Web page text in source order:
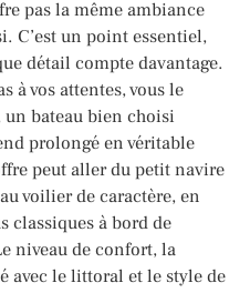
pas la même ambiance
C’est un point essentiel,
détail compte davantage.
à vos attentes, vous le
un bateau bien choisi
prolongé en véritable
peut aller du petit navire
voilier de caractère, en
classiques à bord de
niveau de confort, la
avec le littoral et le style de